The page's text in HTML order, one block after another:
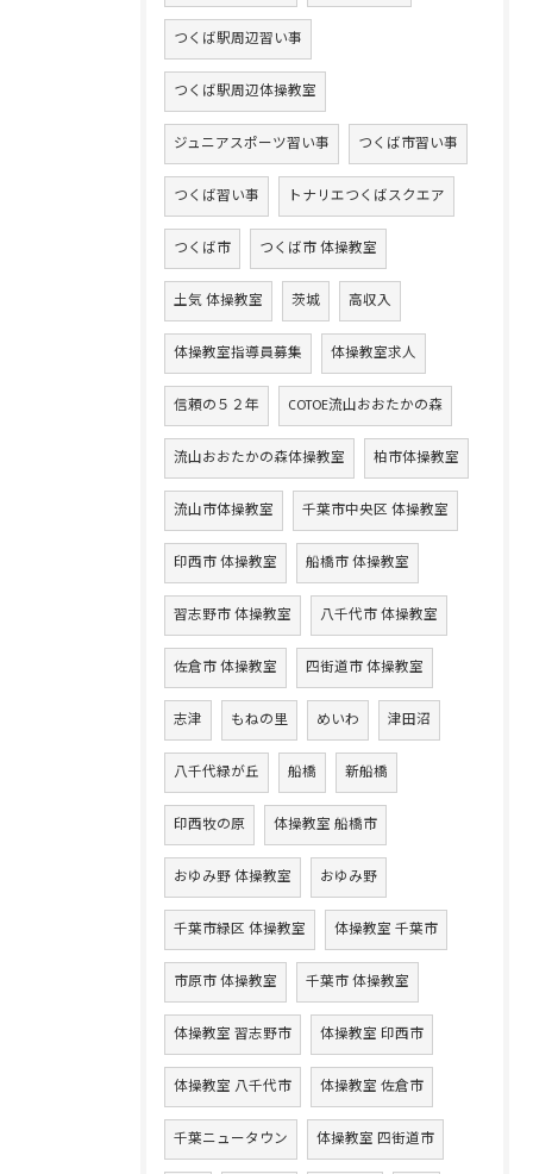
つくば駅周辺習い事
つくば駅周辺体操教室
ジュニアスポーツ習い事 つくば市習い事
つくば習い事 トナリエつくばスクエア
つくば市 つくば市 体操教室
土気 体操教室 茨城 高収入
体操教室指導員募集 体操教室求人
信頼の５２年 COTOE流山おおたかの森
流山おおたかの森体操教室 柏市体操教室
流山市体操教室 千葉市中央区 体操教室
印西市 体操教室 船橋市 体操教室
習志野市 体操教室 八千代市 体操教室
佐倉市 体操教室 四街道市 体操教室
志津 もねの里 めいわ 津田沼
八千代緑が丘 船橋 新船橋
印西牧の原 体操教室 船橋市
おゆみ野 体操教室 おゆみ野
千葉市緑区 体操教室 体操教室 千葉市
市原市 体操教室 千葉市 体操教室
体操教室 習志野市 体操教室 印西市
体操教室 八千代市 体操教室 佐倉市
千葉ニュータウン 体操教室 四街道市